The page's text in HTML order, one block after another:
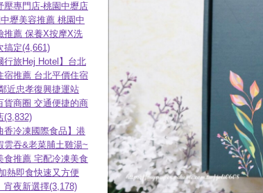
壓專門店-桃園中壢店
壢美容推薦 桃園中
推薦 保養X按摩X洗
搞定(4,661)
行旅Hej Hotel】台北
宿推薦 台北平價住宿
近忠孝復興捷運站
貨商圈 交通便捷的商
(3,832)
香冷凍國際食品】港
雲吞&老菜脯土雞湯~
食推薦 宅配冷凍美食
熱即食快速又方便
宵夜新選擇(3,178)